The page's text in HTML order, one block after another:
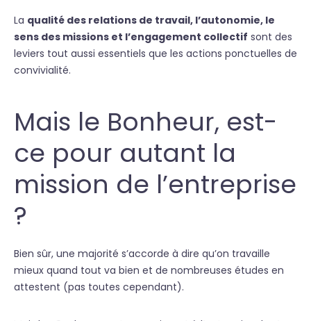
La qualité des relations de travail, l’autonomie, le
sens des missions et l’engagement collectif sont des
leviers tout aussi essentiels que les actions ponctuelles de
convivialité.
Mais le Bonheur, est-
ce pour autant la
mission de l’entreprise
?
Bien sûr, une majorité s’accorde à dire qu’on travaille
mieux quand tout va bien et de nombreuses études en
attestent (pas toutes cependant).